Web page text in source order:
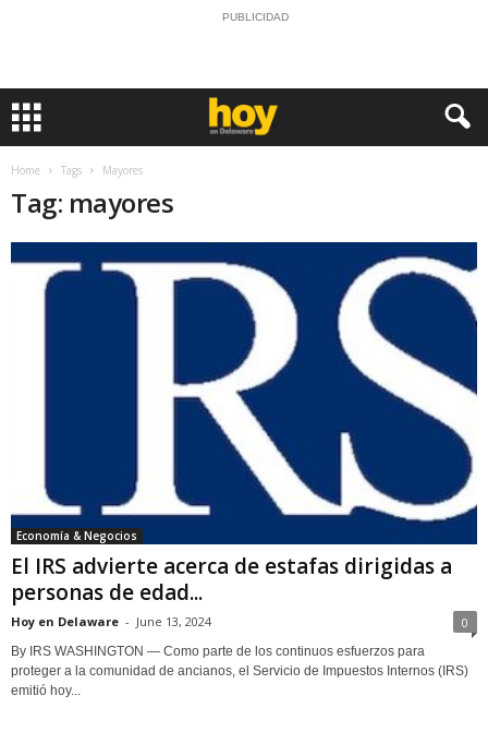
PUBLICIDAD
Home Tags Mayores
Tag: mayores
Economía & Negocios
El IRS advierte acerca de estafas dirigidas a
personas de edad...
Hoy en Delaware - June 13, 2024 0
By IRS WASHINGTON — Como parte de los continuos esfuerzos para
proteger a la comunidad de ancianos, el Servicio de Impuestos Internos (IRS)
emitió hoy...